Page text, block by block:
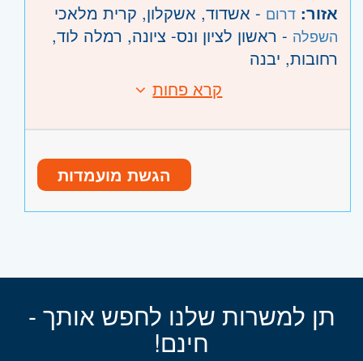
אזור: דרום - אשדוד, אשקלון, קרית מלאכי
השפלה - ראשון לציון ונס- ציונה, רמלה לוד,
רחובות, יבנה
קרא פחות
הגשת מועמדות
תן למשרות שלנו לחפש אותך -
חינם!